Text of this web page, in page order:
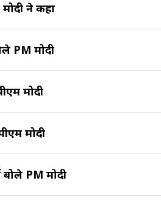
ने कहा
PM मोदी
मोदी
मोदी
बोले PM मोदी